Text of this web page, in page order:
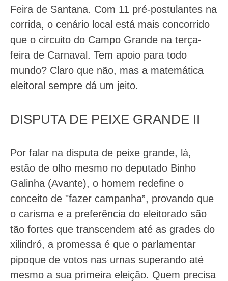
Feira de Santana. Com 11 pré-postulantes na
corrida, o cenário local está mais concorrido
que o circuito do Campo Grande na terça-
feira de Carnaval. Tem apoio para todo
mundo? Claro que não, mas a matemática
eleitoral sempre dá um jeito.
DISPUTA DE PEIXE GRANDE II
Por falar na disputa de peixe grande, lá,
estão de olho mesmo no deputado Binho
Galinha (Avante), o homem redefine o
conceito de "fazer campanha”, provando que
o carisma e a preferência do eleitorado são
tão fortes que transcendem até as grades do
xilindró, a promessa é que o parlamentar
pipoque de votos nas urnas superando até
mesmo a sua primeira eleição. Quem precisa